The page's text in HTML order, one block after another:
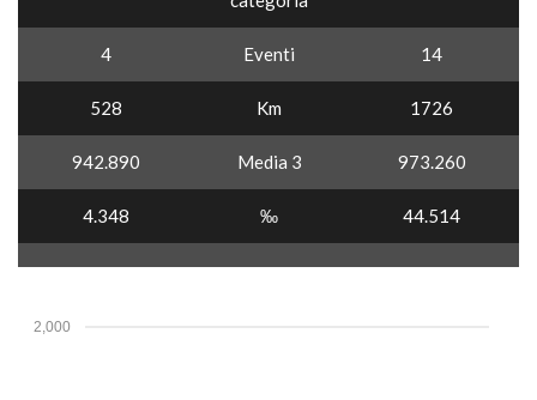
4 Eventi 14
528 Km 1726
942.890 Media 3 973.260
4.348 ‰ 44.514
2,000